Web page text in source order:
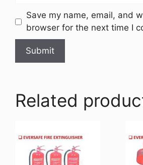
Save my name, email, and
browser for the next time I
Related